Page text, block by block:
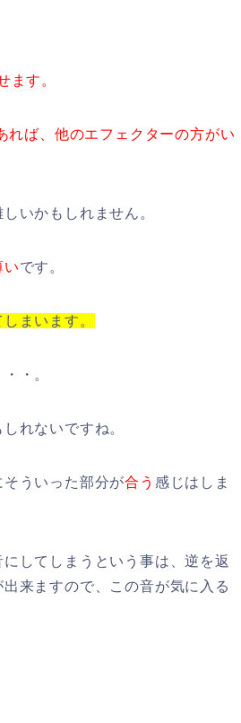
ます。
れば、他のエフェクターの方がい
いかもしれません。
いです。
まいます。
・。
れないですね。
そういった部分が合う 感じはしま
してしまうという事は、逆を返
出来ますので、この音が気に入る